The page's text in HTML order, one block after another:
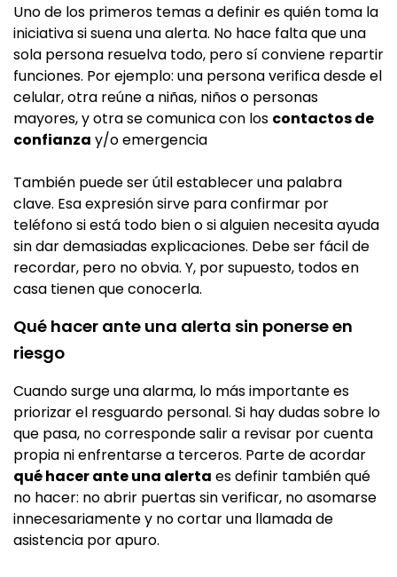
Uno de los primeros temas a definir es quién toma la
iniciativa si suena una alerta. No hace falta que una
sola persona resuelva todo, pero sí conviene repartir
funciones. Por ejemplo: una persona verifica desde el
celular, otra reúne a niñas, niños o personas
mayores, y otra se comunica con los contactos de
confianza y/o emergencia
También puede ser útil establecer una palabra
clave. Esa expresión sirve para confirmar por
teléfono si está todo bien o si alguien necesita ayuda
sin dar demasiadas explicaciones. Debe ser fácil de
recordar, pero no obvia. Y, por supuesto, todos en
casa tienen que conocerla.
Qué hacer ante una alerta sin ponerse en
riesgo
Cuando surge una alarma, lo más importante es
priorizar el resguardo personal. Si hay dudas sobre lo
que pasa, no corresponde salir a revisar por cuenta
propia ni enfrentarse a terceros. Parte de acordar
qué hacer ante una alerta es definir también qué
no hacer: no abrir puertas sin verificar, no asomarse
innecesariamente y no cortar una llamada de
asistencia por apuro.